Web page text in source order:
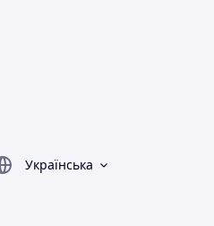
Українська